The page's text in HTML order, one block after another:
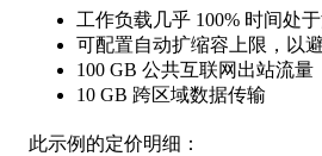
工作负载几乎 100% 时间处
可配置自动扩缩容上限，以
100 GB 公共互联网出站流量
10 GB 跨区域数据传输
此示例的定价明细：